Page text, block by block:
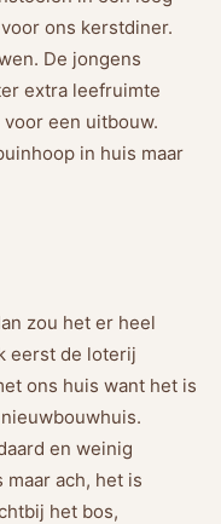
ons kerstdiner.
De jongens
extra leefruimte
een uitbouw.
in huis maar
zou het er heel
eerst de loterij
ons huis want het is
en weinig
ach, het is
het bos,